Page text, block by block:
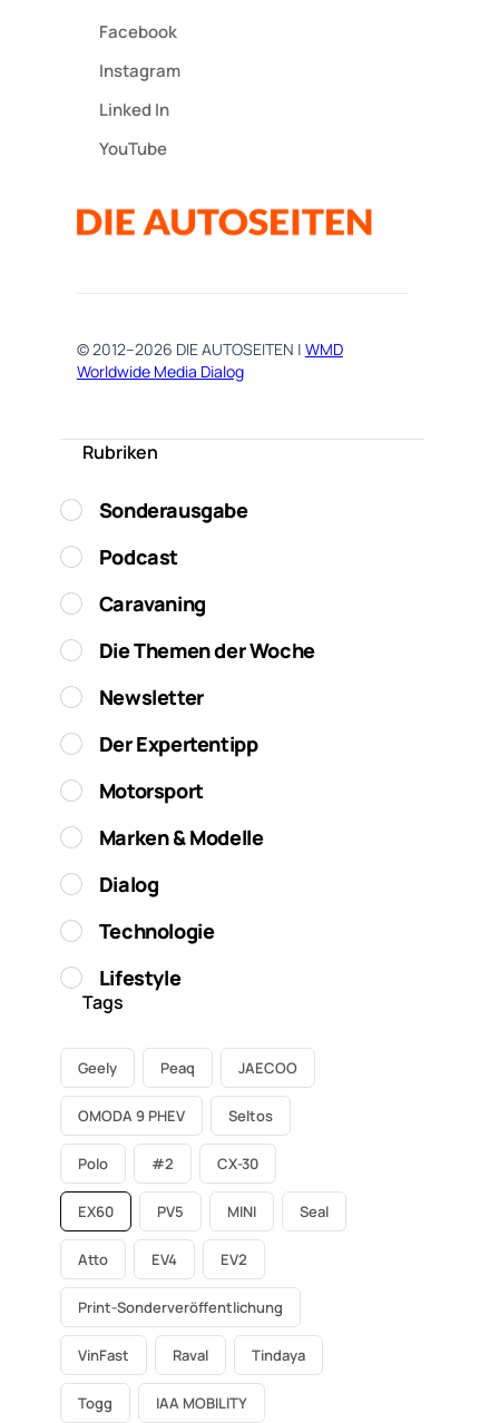
Facebook
Instagram
Linked In
YouTube
© 2012–2026 DIE AUTOSEITEN | WMD
Worldwide Media Dialog
Rubriken
Sonderausgabe
Podcast
Caravaning
Die Themen der Woche
Newsletter
Der Expertentipp
Motorsport
Marken & Modelle
Dialog
Technologie
Lifestyle
Tags
Geely Peaq JAECOO
OMODA 9 PHEV Seltos
Polo #2 CX-30
EX60 PV5 MINI Seal
Atto EV4 EV2
Print-Sonderveröffentlichung
VinFast Raval Tindaya
Togg IAA MOBILITY